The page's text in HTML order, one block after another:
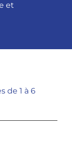
et
de 1 à 6